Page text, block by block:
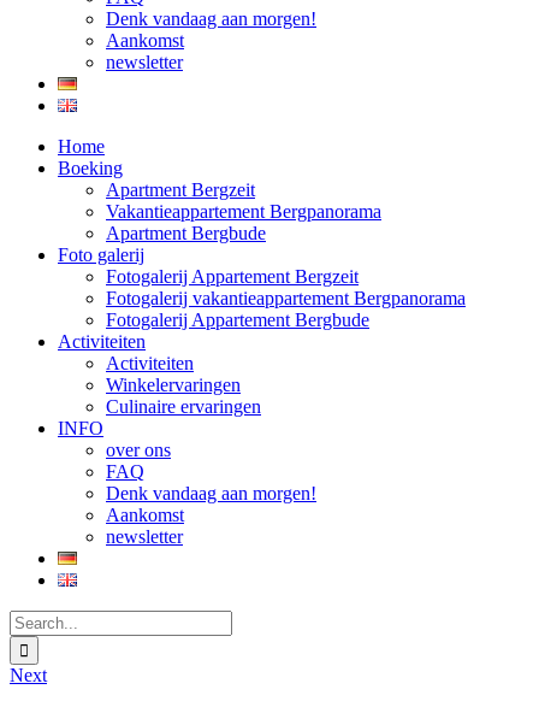
Denk vandaag aan morgen!
Aankomst
newsletter
Home
Boeking
Apartment Bergzeit
Vakantieappartement Bergpanorama
Apartment Bergbude
Foto galerij
Fotogalerij Appartement Bergzeit
Fotogalerij vakantieappartement Bergpanorama
Fotogalerij Appartement Bergbude
Activiteiten
Activiteiten
Winkelervaringen
Culinaire ervaringen
INFO
over ons
FAQ
Denk vandaag aan morgen!
Aankomst
newsletter
Search
for:
Next